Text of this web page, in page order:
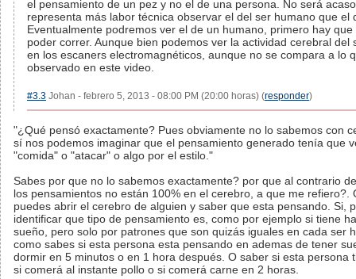
el pensamiento de un pez y no el de una persona. No será
representa más labor técnica observar el del ser humano que el
Eventualmente podremos ver el de un humano, primero hay
poder correr. Aunque bien podemos ver la actividad cerebral del
en los escaners electromagnéticos, aunque no se compara a lo
observado en este video.
#3.3 Johan - febrero 5, 2013 - 08:00 PM (20:00 horas) (responder)
"¿Qué pensó exactamente? Pues obviamente no lo sabemos con
sí nos podemos imaginar que el pensamiento generado tenía que
"comida" o "atacar" o algo por el estilo."
Sabes por que no lo sabemos exactamente? por que al contrario
los pensamientos no están 100% en el cerebro, a que me refiero?.
puedes abrir el cerebro de alguien y saber que esta pensando. Si,
identificar que tipo de pensamiento es, como por ejemplo si tiene
sueño, pero solo por patrones que son quizás iguales en cada ser
como sabes si esta persona esta pensando en ademas de tener
dormir en 5 minutos o en 1 hora después. O saber si esta persona
si comerá al instante pollo o si comerá carne en 2 horas.